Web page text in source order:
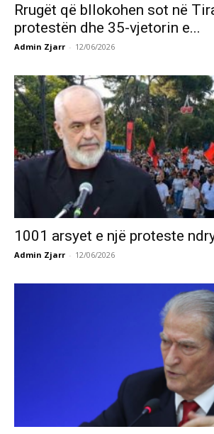
Rrugët që bllokohen sot në
protestën dhe 35-vjetorin e...
Admin Zjarr - 12/06/2026
1001 arsyet e një proteste
Admin Zjarr - 12/06/2026